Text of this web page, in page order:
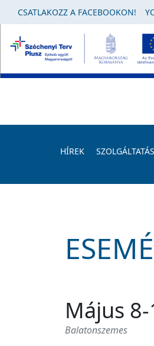
CSATLAKOZZ A FACEBOOKON!
HÍREK
Május
Balatonszemes